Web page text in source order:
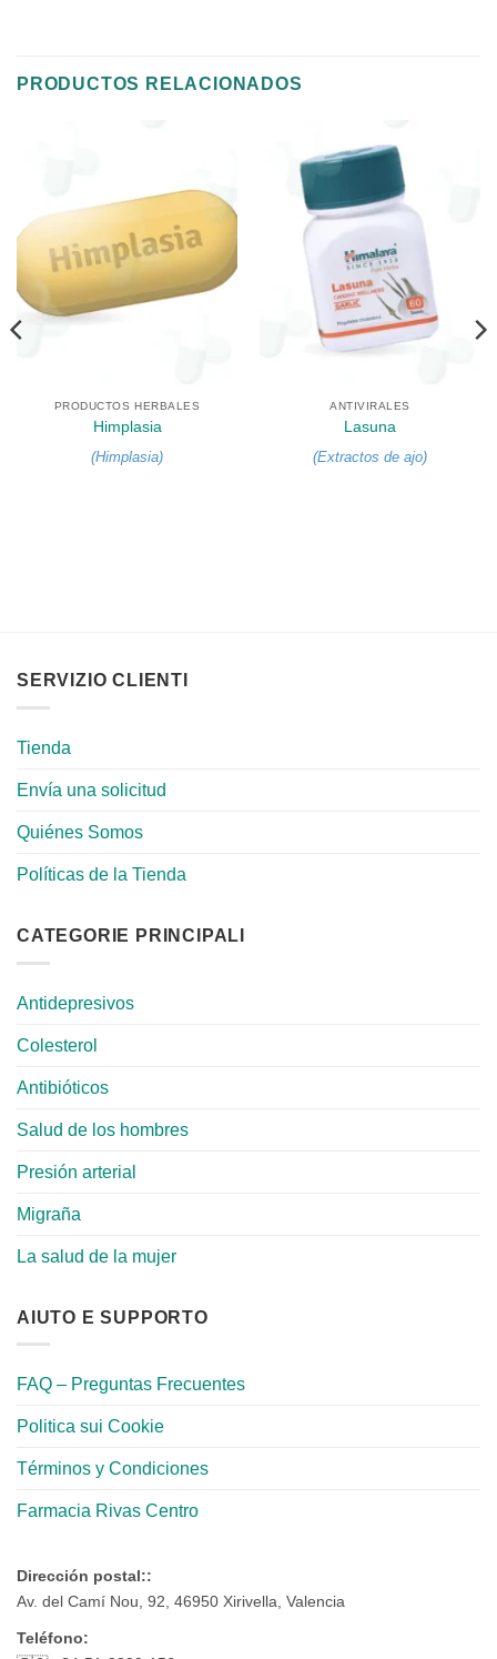
PRODUCTOS RELACIONADOS
PRODUCTOS HERBALES
Himplasia
(Himplasia)
ANTIVIRALES
Lasuna
(Extractos de ajo)
SERVIZIO CLIENTI
Tienda
Envía una solicitud
Quiénes Somos
Políticas de la Tienda
CATEGORIE PRINCIPALI
Antidepresivos
Colesterol
Antibióticos
Salud de los hombres
Presión arterial
Migraña
La salud de la mujer
AIUTO E SUPPORTO
FAQ – Preguntas Frecuentes
Politica sui Cookie
Términos y Condiciones
Farmacia Rivas Centro
Dirección postal::
Av. del Camí Nou, 92, 46950 Xirivella, Valencia
Teléfono: